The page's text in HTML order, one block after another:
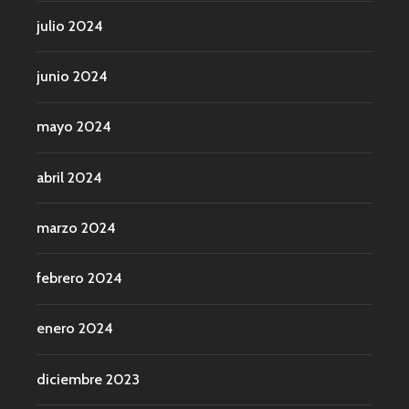
julio 2024
junio 2024
mayo 2024
abril 2024
marzo 2024
febrero 2024
enero 2024
diciembre 2023